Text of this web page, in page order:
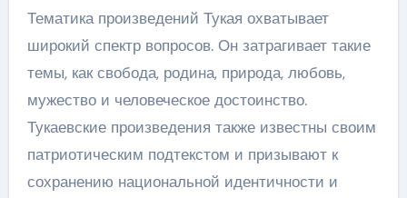
Тематика произведений Тукая охватывает
широкий спектр вопросов. Он затрагивает такие
темы, как свобода, родина, природа, любовь,
мужество и человеческое достоинство.
Тукаевские произведения также известны своим
патриотическим подтекстом и призывают к
сохранению национальной идентичности и